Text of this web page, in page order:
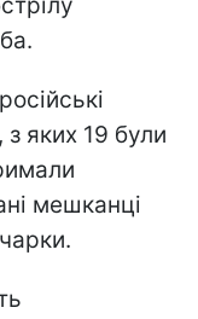
з яких 19 були
мешканці